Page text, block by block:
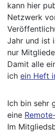
kann hier
Netzwerk
Jahr und ist
nur
Damit alle
ich ein Heft
Ich bin sehr
eine
Im